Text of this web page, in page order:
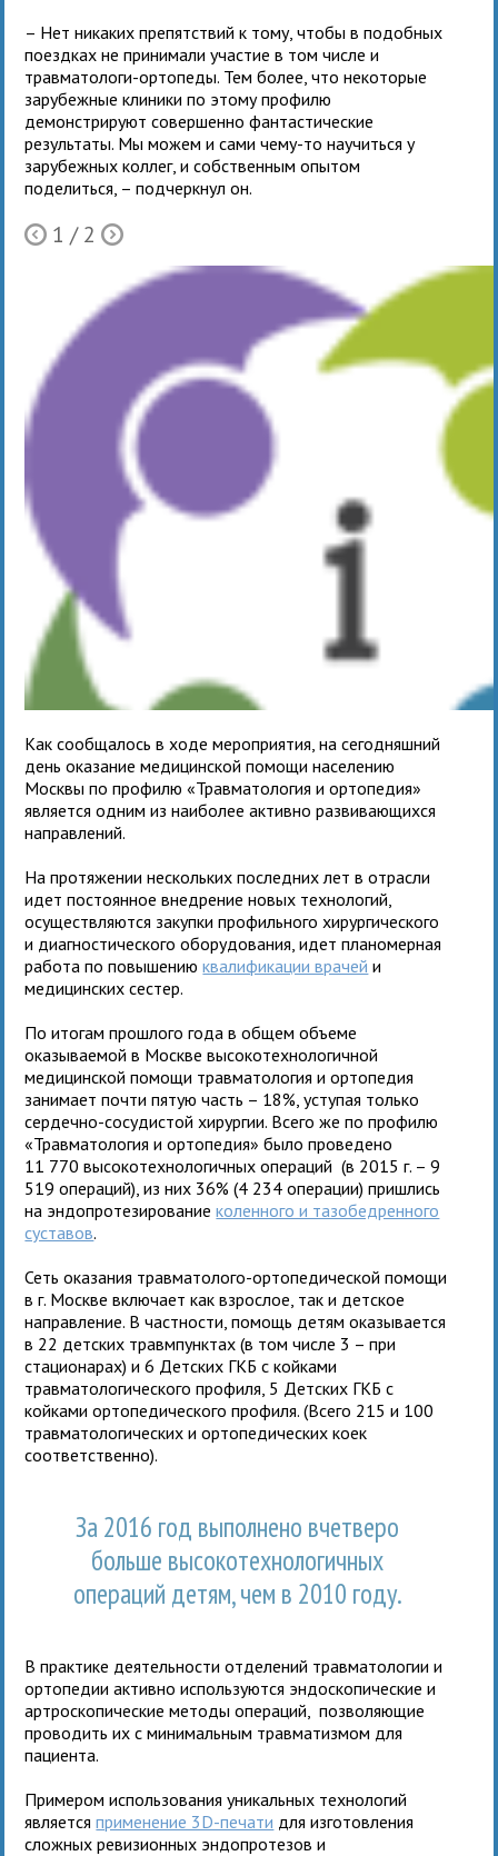
– Нет никаких препятствий к тому, чтобы в подобных
поездках не принимали участие в том числе и
травматологи-ортопеды. Тем более, что некоторые
зарубежные клиники по этому профилю
демонстрируют совершенно фантастические
результаты. Мы можем и сами чему-то научиться у
зарубежных коллег, и собственным опытом
поделиться, – подчеркнул он.
Ò 1 / 2Õ
Как сообщалось в ходе мероприятия, на сегодняшний
день оказание медицинской помощи населению
Москвы по профилю «Травматология и ортопедия»
является одним из наиболее активно развивающихся
направлений.
На протяжении нескольких последних лет в отрасли
идет постоянное внедрение новых технологий,
осуществляются закупки профильного хирургического
и диагностического оборудования, идет планомерная
работа по повышениюквалификации врачей и
медицинских сестер.
По итогам прошлого года в общем объеме
оказываемой в Москве высокотехнологичной
медицинской помощи травматология и ортопедия
занимает почти пятую часть – 18%, уступая только
сердечно-сосудистой хирургии. Всего же по профилю
«Травматология и ортопедия» было проведено
11 770 высокотехнологичных операций (в 2015 г. – 9
519 операций), из них 36% (4 234 операции) пришлись
на эндопротезированиеколенного и тазобедренного
суставов.
Сеть оказания травматолого-ортопедической помощи
в г. Москве включает как взрослое, так и детское
направление. В частности, помощь детям оказывается
в 22 детских травмпунктах (в том числе 3 – при
стационарах) и 6 Детских ГКБ с койками
травматологического профиля, 5 Детских ГКБ с
койками ортопедического профиля. (Всего 215 и 100
травматологических и ортопедических коек
соответственно).
За 2016 год выполнено вчетверо
больше высокотехнологичных
операций детям, чем в 2010 году.
В практике деятельности отделений травматологии и
ортопедии активно используются эндоскопические и
артроскопические методы операций, позволяющие
проводить их с минимальным травматизмом для
пациента.
Примером использования уникальных технологий
являетсяприменение 3D-печати для изготовления
сложных ревизионных эндопротезов и